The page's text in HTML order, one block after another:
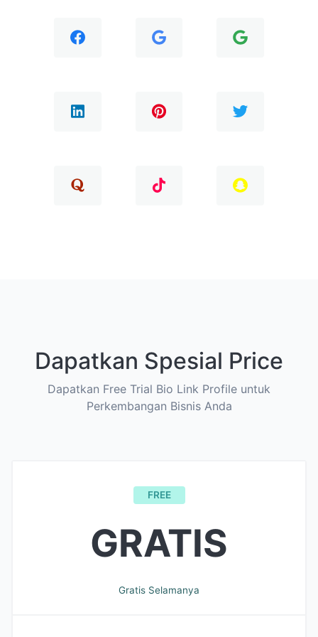
Dapatkan Spesial Price
Dapatkan Free Trial Bio Link Profile untuk
Perkembangan Bisnis Anda
FREE
GRATIS
Gratis Selamanya